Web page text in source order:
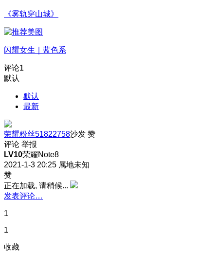
《雾轨穿山城》
闪耀女生｜蓝色系
评论1
默认
默认
最新
荣耀粉丝51822758沙发 赞
评论 举报
LV10荣耀Note8
2021-1-3 20:25 属地未知
赞
正在加载, 请稍候...
发表评论…
1
1
收藏